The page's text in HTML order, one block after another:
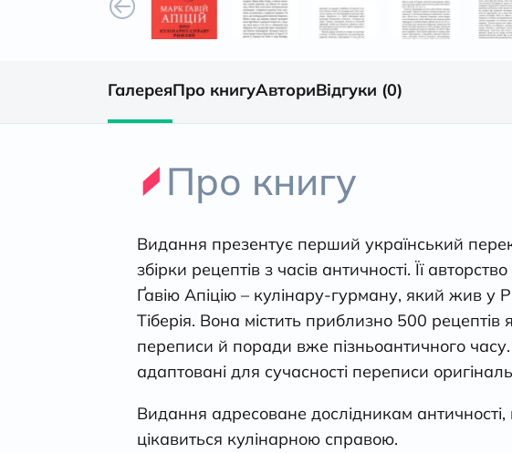
ГалереяПро книгуАвториВідгуки (0)
Про книгу
Видання презентує перший український
збірки рецептів з часів античності. Її
Ґавію Апіцію – кулінару-гурману, який жив у
Тіберія. Вона містить приблизно 500 рецептів
переписи й поради вже пізньоантичного
адаптовані для сучасності переписи
Видання адресоване дослідникам
цікавиться кулінарною справою.